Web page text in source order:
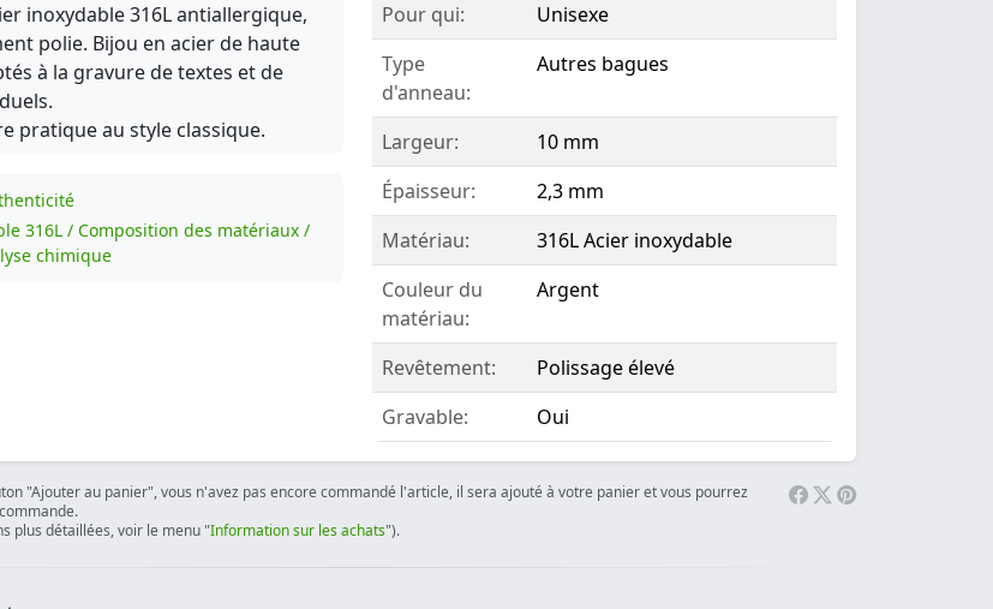
inoxydable 316L antiallergique,
polie. Bijou en acier de haute
à la gravure de textes et de
pratique au style classique.
316L / Composition des matériaux /
chimique
Pour qui:
Unisexe
Type
d'anneau:
Autres bagues
Largeur:
10 mm
Épaisseur:
2,3 mm
Matériau:
316L Acier inoxydable
Couleur du
matériau:
Argent
Revêtement:
Polissage élevé
Gravable:
Oui
"Ajouter au panier", vous n'avez pas encore commandé l'article, il sera ajouté à votre panier et vous pourrez
plus détaillées, voir le menu "Information sur les achats").